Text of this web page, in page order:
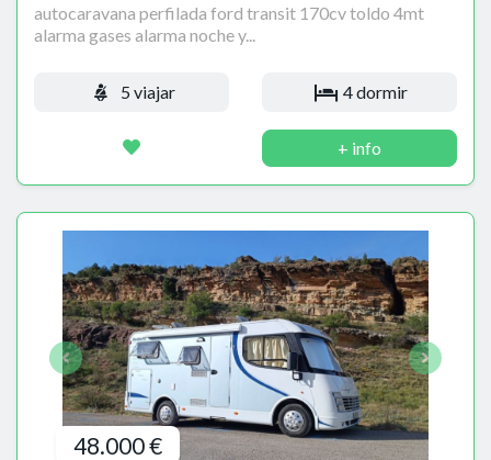
autocaravana perfilada ford transit 170cv toldo 4mt
alarma gases alarma noche y...
5 viajar 4 dormir
+ info
48.000 €